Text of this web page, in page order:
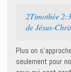
2Timothée
de Jésus-
Plus on
seulement pour